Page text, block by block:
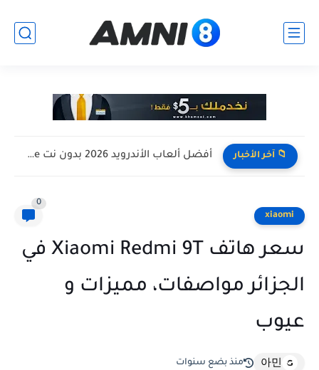
📁 آخر الأخبار افضل تجميعة كمبيوتر للالعاب بأرخص سعر ممكن ! تجميعة Pc...
xiaomi
0
سعر هاتف Xiaomi Redmi 9T في
الجزائر مواصفات، مميزات و
عيوب
아민 منذ بضع سنوات